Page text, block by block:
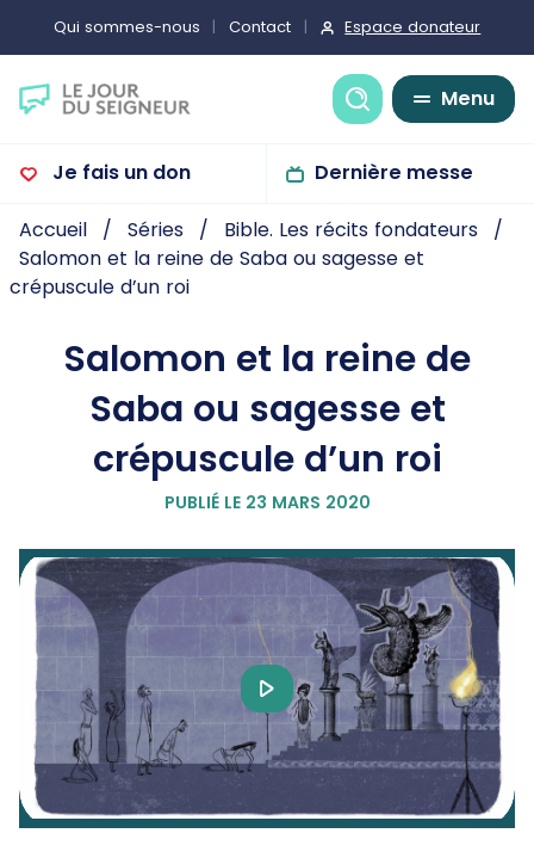
Qui sommes-nous Contact Espace donateur
Recherche
Menu
Je fais un don Dernière messe
Accueil Séries
Bible. Les récits fondateurs
Salomon et la reine de Saba ou sagesse et
crépuscule d’un roi
Salomon et la reine de
Saba ou sagesse et
crépuscule d’un roi
PUBLIÉ LE 23 MARS 2020
Play
Video